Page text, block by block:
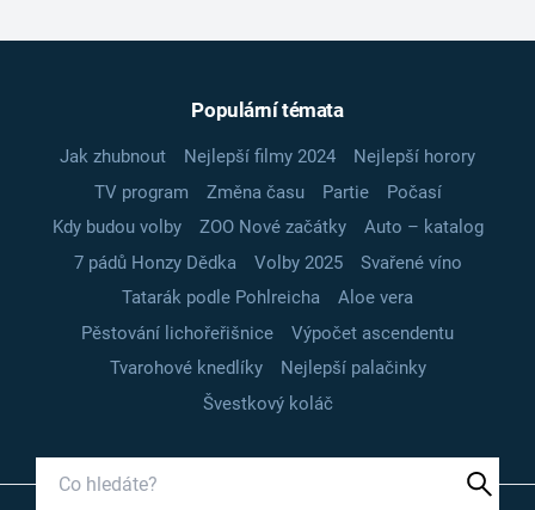
Populární témata
Jak zhubnout Nejlepší filmy 2024
Nejlepší horory
TV program
Změna času Partie
Počasí
Kdy budou volby
ZOO Nové začátky
Auto – katalog
7 pádů Honzy Dědka
Volby 2025
Svařené víno
Tatarák podle Pohlreicha
Aloe vera
Pěstování lichořeřišnice
Výpočet ascendentu
Tvarohové knedlíky
Nejlepší palačinky
Švestkový koláč